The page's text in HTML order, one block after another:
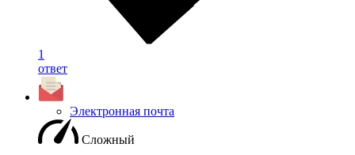
1
ответ
Электронная почта
Сложный